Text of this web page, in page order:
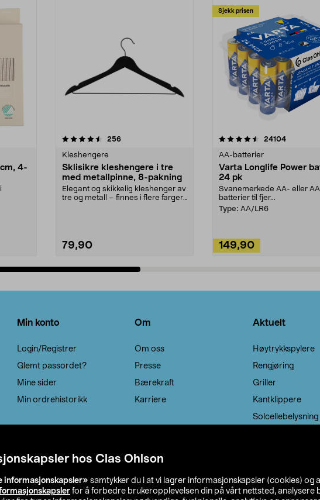
hos Clas Ohlson
informasjonskapsler» samtykker du i at vi lagrer informasjonskapsler (cookies) og
for å forbedre brukeropplevelsen din på vårt nettsted, analysere
4-
256anmeldelser
Kleshengere
Sklisikre kleshengere i tre
med metallpinne, 8-pakning
Elegant og skikkelig kleshenger av
tre og metall – finnes i flere farger.
79,90
Sjekk prisen
4.5av 5 stjerner 24104
AA-batterier
Varta Longlife Power
24 pk
Svanemerkede AA- eller
batterier til fjer...
Type: AA/LR6
149,90
4.5av 5 stjerner
Min konto
Login/Registrer
Glemt passordet?
Mine sider
Min ordrehistorikk
Om
Om oss
Presse
Bærekraft
Karriere
Aktuelt
Høytrykkspylere
Rengjøring
Griller
Kantklippere
Solcellebelysning